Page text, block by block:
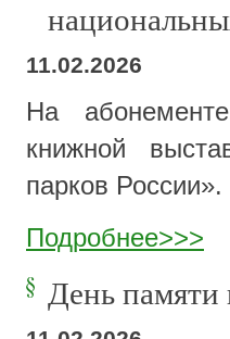
11.02.2026
На
книжной
парков России».
Подробнее>>>
День памяти